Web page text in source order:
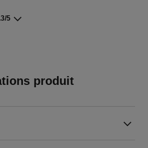
5
produit